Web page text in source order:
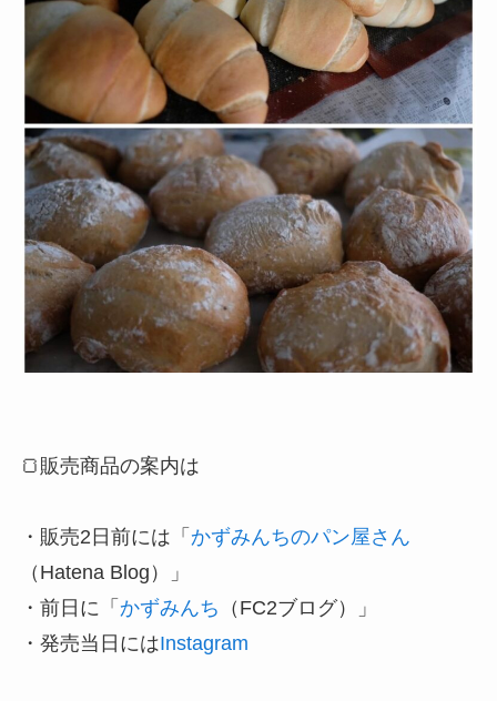
🍞販売商品の案内は
・販売2日前には「 かずみんちのパン屋さん
（Hatena Blog）」
・前日に「 かずみんち （FC2ブログ）」
・発売当日にはInstagram